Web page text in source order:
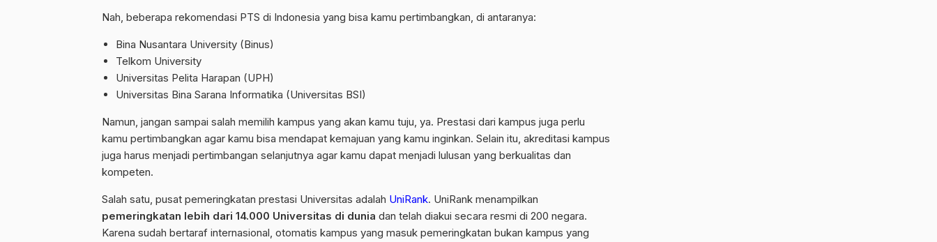
Nah, beberapa rekomendasi PTS di Indonesia yang bisa kamu pertimbangkan, di antaranya:
Bina Nusantara University (Binus)
Telkom University
Universitas Pelita Harapan (UPH)
Universitas Bina Sarana Informatika (Universitas BSI)
Namun, jangan sampai salah memilih kampus yang akan kamu tuju, ya. Prestasi dari kampus juga perlu
kamu pertimbangkan agar kamu bisa mendapat kemajuan yang kamu inginkan. Selain itu, akreditasi kampus
juga harus menjadi pertimbangan selanjutnya agar kamu dapat menjadi lulusan yang berkualitas dan
kompeten.
Salah satu, pusat pemeringkatan prestasi Universitas adalah UniRank. UniRank menampilkan
pemeringkatan lebih dari 14.000 Universitas di dunia dan telah diakui secara resmi di 200 negara.
Karena sudah bertaraf internasional, otomatis kampus yang masuk pemeringkatan bukan kampus yang